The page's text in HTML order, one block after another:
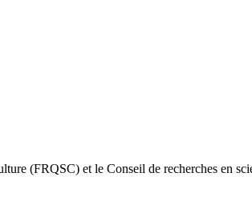
(FRQSC) et le Conseil de recherches en